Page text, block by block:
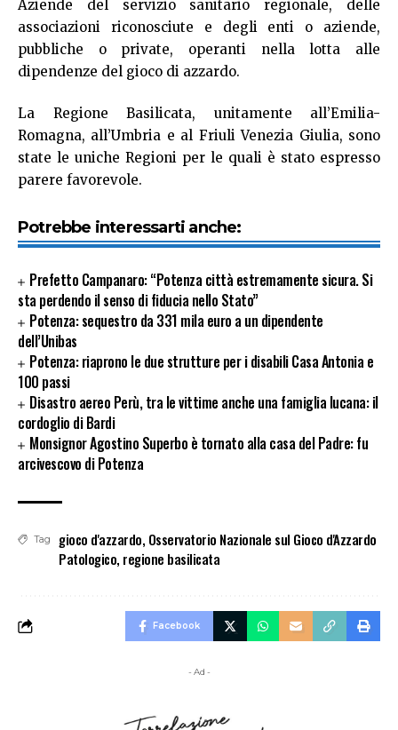
Aziende del servizio sanitario regionale, delle
associazioni riconosciute e degli enti o aziende,
pubbliche o private, operanti nella lotta alle
dipendenze del gioco di azzardo.
La Regione Basilicata, unitamente all’Emilia-
Romagna, all’Umbria e al Friuli Venezia Giulia, sono
state le uniche Regioni per le quali è stato espresso
parere favorevole.
Potrebbe interessarti anche:
Prefetto Campanaro: “Potenza città estremamente sicura. Si
sta perdendo il senso di fiducia nello Stato”
Potenza: sequestro da 331 mila euro a un dipendente
dell’Unibas
Potenza: riaprono le due strutture per i disabili Casa Antonia e
100 passi
Disastro aereo Perù, tra le vittime anche una famiglia lucana: il
cordoglio di Bardi
Monsignor Agostino Superbo è tornato alla casa del Padre: fu
arcivescovo di Potenza
Tag gioco d'azzardo, Osservatorio Nazionale sul Gioco d'Azzardo
Patologico, regione basilicata
Facebook
- Ad -